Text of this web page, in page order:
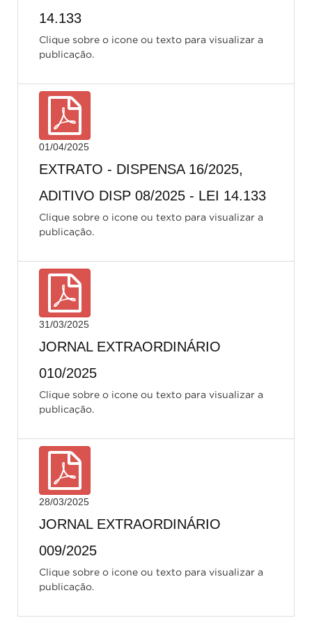
14.133
Clique sobre o icone ou texto para visualizar a
publicação.
01/04/2025
EXTRATO - DISPENSA 16/2025,
ADITIVO DISP 08/2025 - LEI 14.133
Clique sobre o icone ou texto para visualizar a
publicação.
31/03/2025
JORNAL EXTRAORDINÁRIO
010/2025
Clique sobre o icone ou texto para visualizar a
publicação.
28/03/2025
JORNAL EXTRAORDINÁRIO
009/2025
Clique sobre o icone ou texto para visualizar a
publicação.